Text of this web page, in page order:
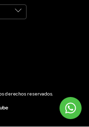
derechos reservados.